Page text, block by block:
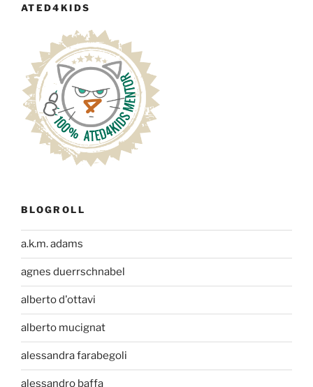
ATED4KIDS
BLOGROLL
a.k.m. adams
agnes duerrschnabel
alberto d'ottavi
alberto mucignat
alessandra farabegoli
alessandro baffa